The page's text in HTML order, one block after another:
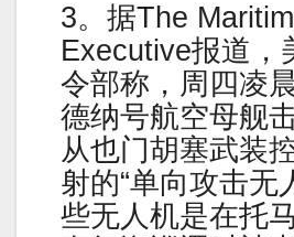
3。据The
Executive报道，
令部称，周四凌
德纳号航空母舰
从也门胡塞武装
射的“单向攻击无
些无人机是在托